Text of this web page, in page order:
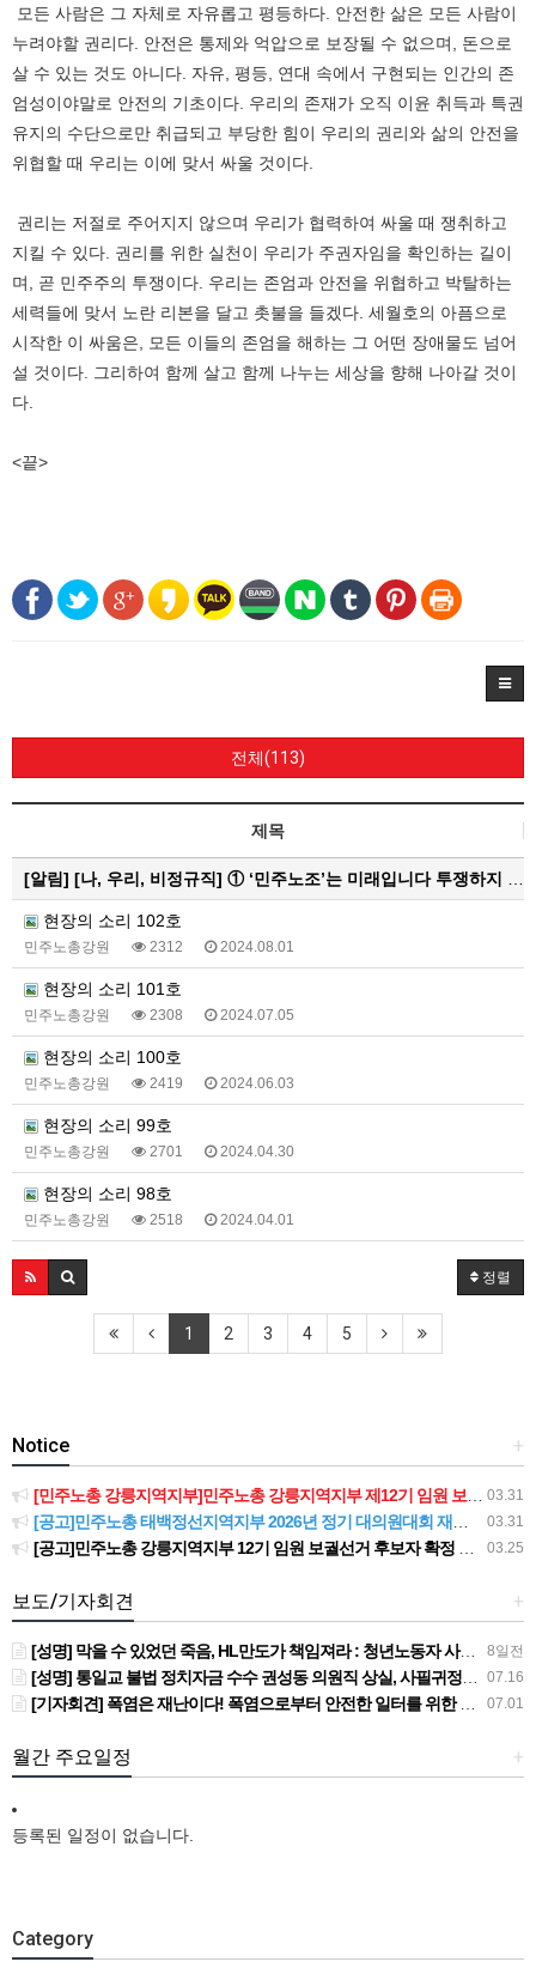
모든 사람은 그 자체로 자유롭고 평등하다. 안전한 삶은 모든 사람이
누려야할 권리다. 안전은 통제와 억압으로 보장될 수 없으며, 돈으로
살 수 있는 것도 아니다. 자유, 평등, 연대 속에서 구현되는 인간의 존
엄성이야말로 안전의 기초이다. 우리의 존재가 오직 이윤 취득과 특권
유지의 수단으로만 취급되고 부당한 힘이 우리의 권리와 삶의 안전을
위협할 때 우리는 이에 맞서 싸울 것이다.
권리는 저절로 주어지지 않으며 우리가 협력하여 싸울 때 쟁취하고
지킬 수 있다. 권리를 위한 실천이 우리가 주권자임을 확인하는 길이
며, 곧 민주주의 투쟁이다. 우리는 존엄과 안전을 위협하고 박탈하는
세력들에 맞서 노란 리본을 달고 촛불을 들겠다. 세월호의 아픔으로
시작한 이 싸움은, 모든 이들의 존엄을 해하는 그 어떤 장애물도 넘어
설 것이다. 그리하여 함께 살고 함께 나누는 세상을 향해 나아갈 것이
다.
<끝>
전체(113)
제목
[알림] [나, 우리, 비정규직] ① ‘민주노조’는 미래입니다 투쟁하지 않으면 쟁취하지 못합니다
현장의 소리 102호
민주노총강원 2312 2024.08.01
현장의 소리 101호
민주노총강원 2308 2024.07.05
현장의 소리 100호
민주노총강원 2419 2024.06.03
현장의 소리 99호
민주노총강원 2701 2024.04.30
현장의 소리 98호
민주노총강원 2518 2024.04.01
정렬
1 2 3 4 5
+
Notice
03.31
[민주노총 강릉지역지부]민주노총 강릉지역지부 제12기 임원 보궐선거결과 공고
03.31
[공고]민주노총 태백정선지역지부 2026년 정기 대의원대회 재소집 건
03.25
[공고]민주노총 강릉지역지부 12기 임원 보궐선거 후보자 확정 공고
+
보도/기자회견
8일전
[성명] 막을 수 있었던 죽음, HL만도가 책임져라 : 청년노동자 사망사고의 철저한 진상규명과 재발방지 대책 마련하라
07.16
[성명] 통일교 불법 정치자금 수수 권성동 의원직 상실, 사필귀정이다
07.01
[기자회견] 폭염은 재난이다! 폭염으로부터 안전한 일터를 위한 민주노총 강원지역본부 폭염감시단 선포 기자회견
+
월간 주요일정
등록된 일정이 없습니다.
Category